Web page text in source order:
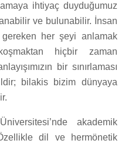
ihtiyaç duyduğumuz
ve bulunabilir. İnsan
gereken her şeyi anlamak
hiçbir zaman
bir sınırlaması
bilakis bizim dünyaya
akademik
dil ve hermönetik